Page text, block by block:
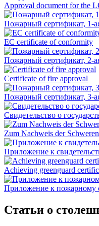
Approval document for the
Пожарный сертификат, 1-
EC certificate of conformity
Пожарный сертификат, 2-
Certificate of fire approval
Пожарный сертификат, 3-
Свидетельство о
Zum Nachweis der
Приложение к
Achieving greenguard
Приложение к пожарному
Статьи о